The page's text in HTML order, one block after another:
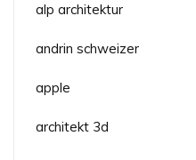
alp architektur
andrin schweizer
apple
architekt 3d